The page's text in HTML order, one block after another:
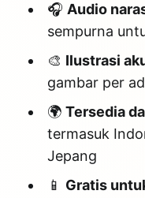
🎧 Audio
sempurna
🎨 Ilustrasi
gambar per
🌍 Tersedia
termasuk
Jepang
📱 Gratis